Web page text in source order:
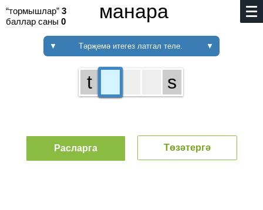
“тормышлар” 3
баллар саны 0 манара
▼ Тәрҗемә итегез латгал теле. ▼